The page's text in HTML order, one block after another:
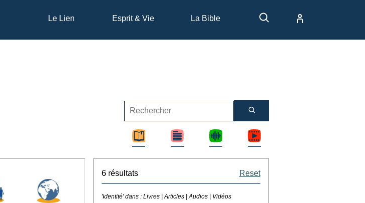
Le Lien Esprit & Vie La Bible
6 résultats Reset
'Identité' dans :Livres | Articles | Audios | Vidéos